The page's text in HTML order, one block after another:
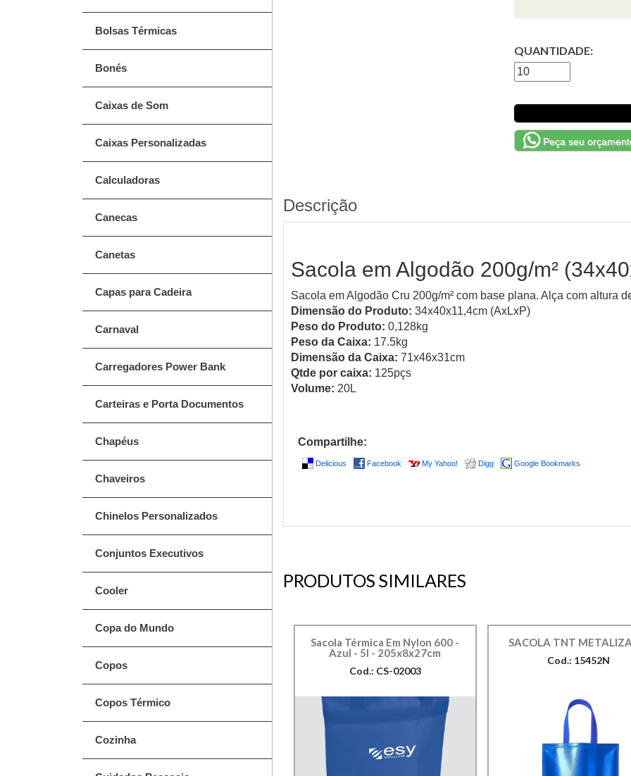
Bolsas Térmicas
Bonés
Caixas de Som
Caixas Personalizadas
Calculadoras
Canecas
Canetas
Capas para Cadeira
Carnaval
Carregadores Power Bank
Carteiras e Porta Documentos
Chapéus
Chaveiros
Chinelos Personalizados
Conjuntos Executivos
Cooler
Copa do Mundo
Copos
Copos Térmico
Cozinha
QUANTIDADE:
Peça seu
Descrição
Sacola em Algodão 200g/m²
Sacola em Algodão Cru 200g/m² com base plana. Alça com altura
Dimensão do Produto: 34x40x11,4cm (AxLxP)
Peso do Produto: 0,128kg
Peso da Caixa: 17.5kg
Dimensão da Caixa: 71x46x31cm
Qtde por caixa: 125pçs
Volume: 20L
Compartilhe:
Delicious Facebook My Yahoo! Digg Google Bookmarks
PRODUTOS SIMILARES
Sacola Térmica Em Nylon 600 -
Azul - 5l - 205x8x27cm
Cod.: CS-02003
SACOLA TNT
Cod.: 15452N